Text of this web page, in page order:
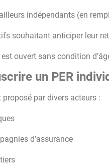
indépendants (en
souhaitant anticiper leur
ouvert sans condition
un PER
proposé par divers acteurs :
d’assurance